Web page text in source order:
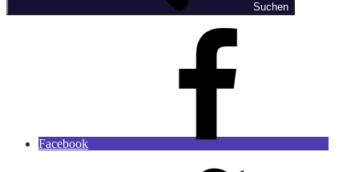
Suchen
Facebook